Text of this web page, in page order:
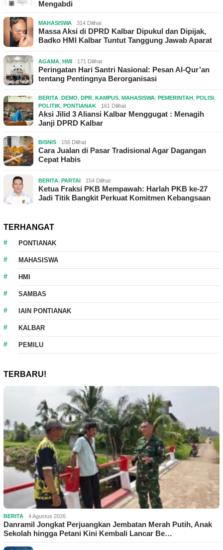
Mengabdi
MAHASISWA 314 Dilihat
Massa Aksi di DPRD Kalbar Dipukul dan Dipijak,
Badko HMI Kalbar Tuntut Tanggung Jawab Aparat
AGAMA HMI 171 Dilihat
Peringatan Hari Santri Nasional: Pesan Al-Qur’an
tentang Pentingnya Berorganisasi
BERITA DEMO DPR KAMPUS MAHASISWA PEMERINTAH POLISI
POLITIK PONTIANAK 161 Dilihat
Aksi Jilid 3 Aliansi Kalbar Menggugat : Menagih
Janji DPRD Kalbar
BISNIS 156 Dilihat
Cara Jualan di Pasar Tradisional Agar Dagangan
Cepat Habis
BERITA PARTAI 154 Dilihat
Ketua Fraksi PKB Mempawah: Harlah PKB ke-27
Jadi Titik Bangkit Perkuat Komitmen Kebangsaan
TERHANGAT
PONTIANAK
MAHASISWA
HMI
SAMBAS
IAIN PONTIANAK
KALBAR
PEMILU
TERBARU!
BERITA 4 Agustus 2026
Danramil Jongkat Perjuangkan Jembatan Merah Putih, Anak
Sekolah hingga Petani Kini Kembali Lancar Be…